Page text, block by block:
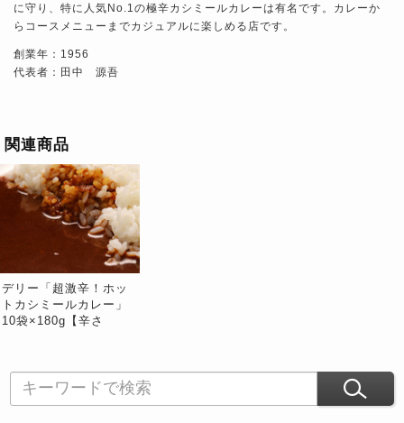
に守り、特に人気No.1の極辛カシミールカレーは有名です。カレーか
らコースメニューまでカジュアルに楽しめる店です。
創業年：1956
代表者：田中 源吾
関連商品
デリー「超激辛！ホッ
トカシミールカレー」
10袋×180g【辛さ